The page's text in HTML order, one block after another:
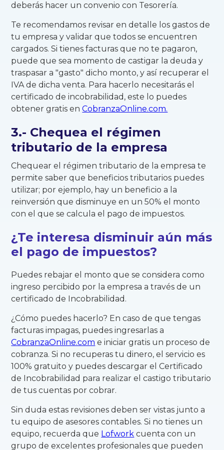
deberás hacer un convenio con Tesorería.
Te recomendamos revisar en detalle los gastos de
tu empresa y validar que todos se encuentren
cargados. Si tienes facturas que no te pagaron,
puede que sea momento de castigar la deuda y
traspasar a "gasto" dicho monto, y así recuperar el
IVA de dicha venta. Para hacerlo necesitarás el
certificado de incobrabilidad, este lo puedes
obtener gratis enCobranzaOnline.com.
3.- Chequea el régimen
tributario de la empresa
Chequear el régimen tributario de la empresa te
permite saber que beneficios tributarios puedes
utilizar; por ejemplo, hay un beneficio a la
reinversión que disminuye en un 50% el monto
con el que se calcula el pago de impuestos.
¿Te interesa disminuir aún más
el pago de impuestos?
Puedes rebajar el monto que se considera como
ingreso percibido por la empresa a través de un
certificado de Incobrabilidad.
¿Cómo puedes hacerlo? En caso de que tengas
facturas impagas, puedes ingresarlas a
CobranzaOnline.com e iniciar gratis un proceso de
cobranza. Si no recuperas tu dinero, el servicio es
100% gratuito y puedes descargar el Certificado
de Incobrabilidad para realizar el castigo tributario
de tus cuentas por cobrar.
Sin duda estas revisiones deben ser vistas junto a
tu equipo de asesores contables. Si no tienes un
equipo, recuerda que Lofwork cuenta con un
grupo de excelentes profesionales que pueden